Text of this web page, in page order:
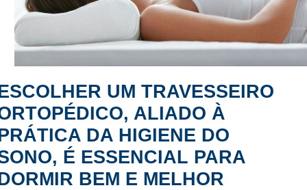
UM TRAVESSEIRO
ALIADO À
DA HIGIENE DO
É ESSENCIAL PARA
BEM E MELHOR